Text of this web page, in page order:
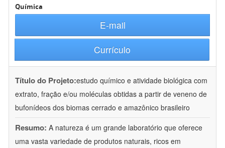
Química
E-mail
Currículo
Título do Projeto:estudo químico e atividade biológica com
extrato, fração e/ou moléculas obtidas a partir de veneno de
bufonídeos dos biomas cerrado e amazônico brasileiro
Resumo: A natureza é um grande laboratório que oferece
uma vasta variedade de produtos naturais, ricos em